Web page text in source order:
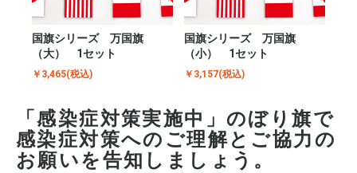
国旗シリーズ 万国旗
（大） 1セット
￥3,465(税込)
国旗シリーズ 万国旗
（小） 1セット
￥3,157(税込)
「感染症対策実施中」のぼり旗で
感染症対策へのご理解とご協力の
お願いを告知しましょう。